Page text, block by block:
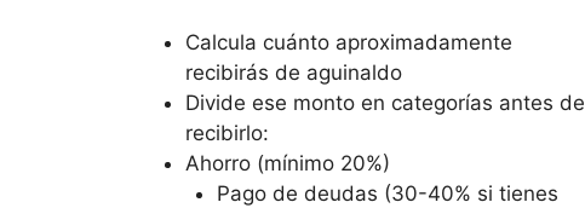
Calcula cuánto aproximadamente
recibirás de aguinaldo
Divide ese monto en categorías antes de
recibirlo:
Ahorro (mínimo 20%)
Pago de deudas (30-40% si tienes